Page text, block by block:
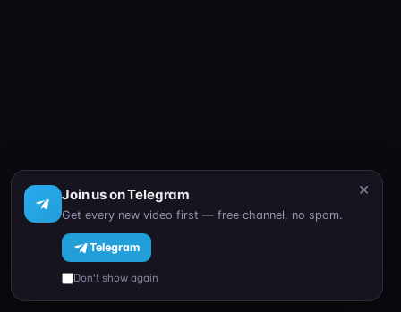
×
Join us on Telegram
Get every new video first — free channel, no spam.
Telegram
Don't show again